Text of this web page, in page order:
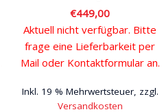
€449,00
Aktuell nicht verfügbar. Bitte
frage eine Lieferbarkeit per
Mail oder Kontaktformular an.
Inkl. 19 % Mehrwertsteuer, zzgl.
Versandkosten